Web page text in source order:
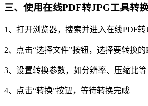
三、使用在线PDF转JPG工具转
1、打开浏览器，搜索并进入在线PDF转
2、点击“选择文件”按钮，选择要转换的
3、设置转换参数，如分辨率、压缩比等
4、点击“转换”按钮，等待转换完成